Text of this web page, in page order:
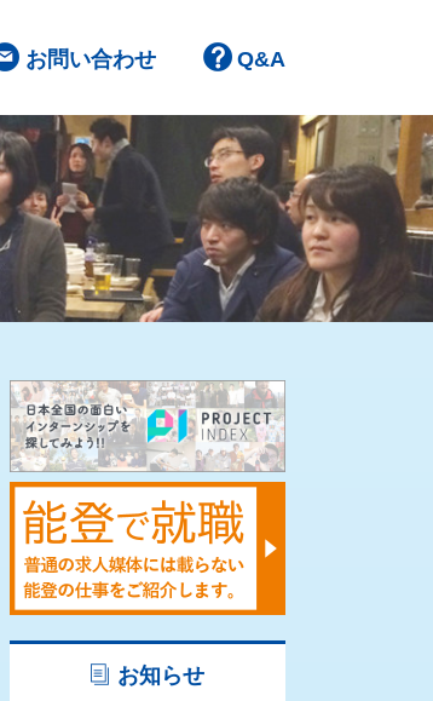
お問い合わせ Q&A
お知らせ